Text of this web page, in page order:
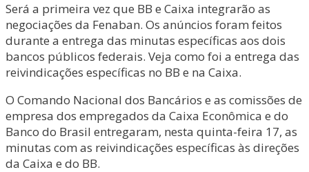
Será a primeira vez que BB e Caixa integrarão as
negociações da Fenaban. Os anúncios foram feitos
durante a entrega das minutas específicas aos dois
bancos públicos federais. Veja como foi a entrega das
reivindicações específicas no BB e na Caixa.
O Comando Nacional dos Bancários e as comissões de
empresa dos empregados da Caixa Econômica e do
Banco do Brasil entregaram, nesta quinta-feira 17, as
minutas com as reivindicações específicas às direções
da Caixa e do BB.